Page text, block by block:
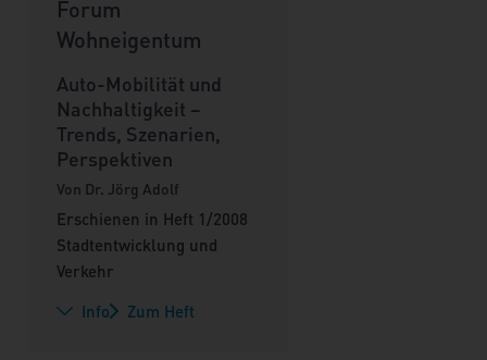
Forum
Wohneigentum
Auto-Mobilität und
Nachhaltigkeit –
Trends, Szenarien,
Perspektiven
Von Dr. Jörg Adolf
Erschienen in Heft 1/2008
Stadtentwicklung und
Verkehr
Info
Zum Heft